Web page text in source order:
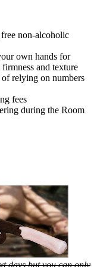
non-alcoholic
own hands for
and texture
of relying on numbers
fees
during the Room
days but you can only